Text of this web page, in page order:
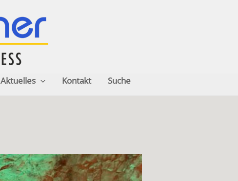
Aktuelles Kontakt Suche